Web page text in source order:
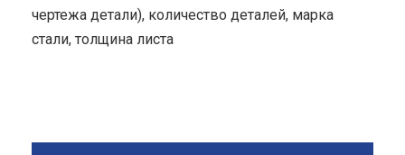
чертежа детали), количество деталей, марка
стали, толщина листа